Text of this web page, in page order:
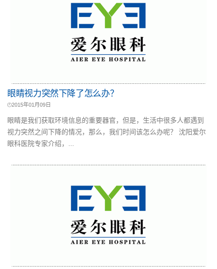
眼睛视力突然下降了怎么办？
2015年01月09日
眼睛是我们获取环境信息的重要器官，但是，生活中很多人都遇到
视力突然之间下降的情况，那么，我们时间该怎么办呢？ 沈阳爱尔
眼科医院专家介绍，...